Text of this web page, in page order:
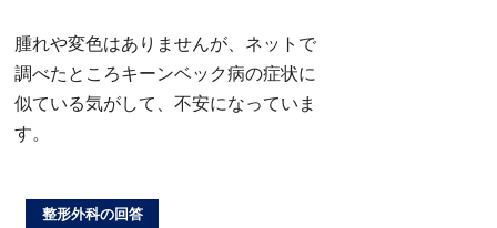
腫れや変色はありませんが、ネットで
調べたところキーンベック病の症状に
似ている気がして、不安になっていま
す。
整形外科の回答